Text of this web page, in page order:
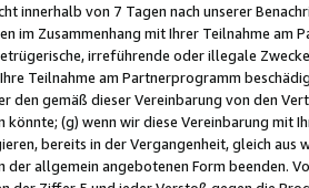
innerhalb von 7 Tagen nach unserer
im Zusammenhang mit Ihrer Teilnahme am
irreführende oder illegale
Teilnahme am Partnerprogramm
den gemäß dieser Vereinbarung von den
(g) wenn wir diese Vereinbarung mit
bereits in der Vergangenheit, gleich
der allgemein angebotenen Form beenden.